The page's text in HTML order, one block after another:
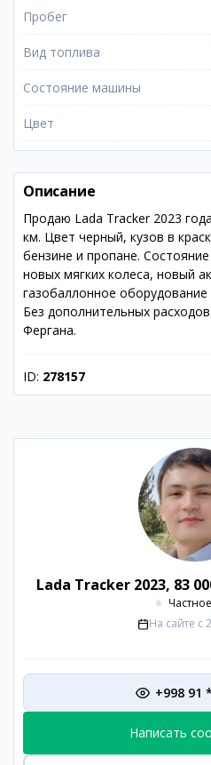
Пробег
Вид топлива
Состояние машины
Цвет
Описание
Продаю Lada Tracker 2023
км. Цвет черный, кузов в
бензине и пропане.
новых мягких колеса, новый
газобаллонное
Без дополнительных
Фергана.
ID: 278157
Lada Tracker 2023, 83
На сайте с
+998
Написать